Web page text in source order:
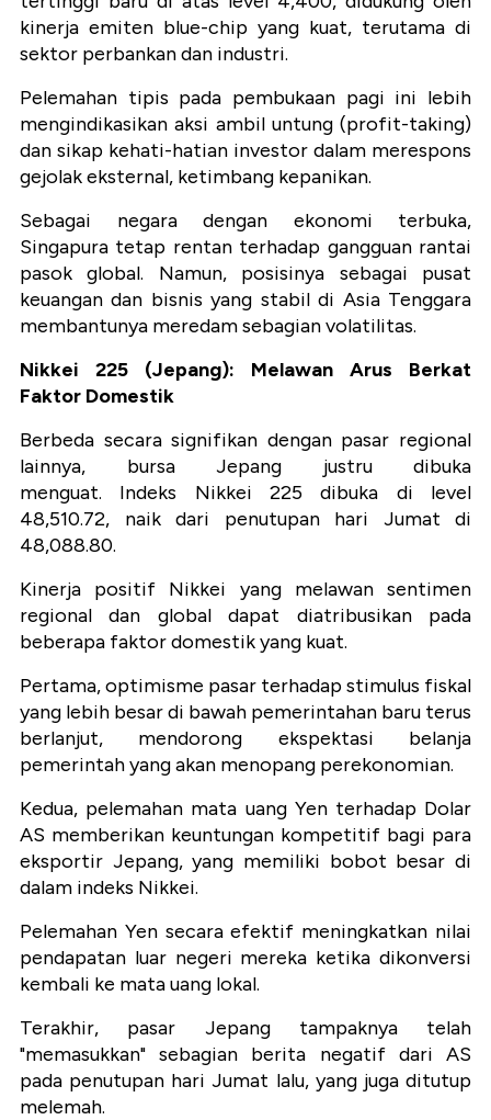
kinerja emiten blue-chip yang kuat, terutama di
sektor perbankan dan industri.
Pelemahan tipis pada pembukaan pagi ini lebih
mengindikasikan aksi ambil untung (profit-taking)
dan sikap kehati-hatian investor dalam merespons
gejolak eksternal, ketimbang kepanikan.
Sebagai negara dengan ekonomi terbuka,
Singapura tetap rentan terhadap gangguan rantai
pasok global. Namun, posisinya sebagai pusat
keuangan dan bisnis yang stabil di Asia Tenggara
membantunya meredam sebagian volatilitas.
Nikkei 225 (Jepang): Melawan Arus Berkat
Faktor Domestik
Berbeda secara signifikan dengan pasar regional
lainnya, bursa Jepang justru dibuka
menguat. Indeks Nikkei 225 dibuka di level
48,510.72, naik dari penutupan hari Jumat di
48,088.80.
Kinerja positif Nikkei yang melawan sentimen
regional dan global dapat diatribusikan pada
beberapa faktor domestik yang kuat.
Pertama, optimisme pasar terhadap stimulus fiskal
yang lebih besar di bawah pemerintahan baru terus
berlanjut, mendorong ekspektasi belanja
pemerintah yang akan menopang perekonomian.
Kedua, pelemahan mata uang Yen terhadap Dolar
AS memberikan keuntungan kompetitif bagi para
eksportir Jepang, yang memiliki bobot besar di
dalam indeks Nikkei.
Pelemahan Yen secara efektif meningkatkan nilai
pendapatan luar negeri mereka ketika dikonversi
kembali ke mata uang lokal.
Terakhir, pasar Jepang tampaknya telah
"memasukkan" sebagian berita negatif dari AS
pada penutupan hari Jumat lalu, yang juga ditutup
melemah.